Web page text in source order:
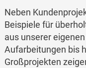
Neben
Beispiele für
aus unserer
Aufarbeitungen bis
Großprojekten